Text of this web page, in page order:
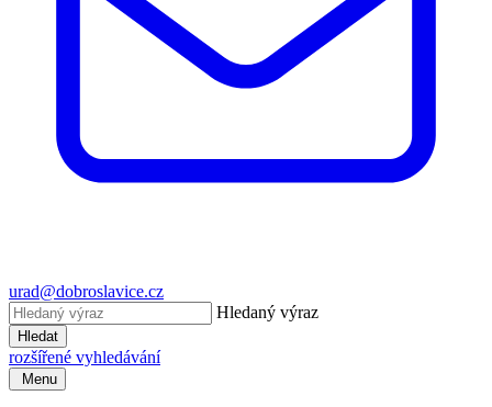
urad@dobroslavice.cz
Hledaný výraz
Hledat
rozšířené vyhledávání
Menu